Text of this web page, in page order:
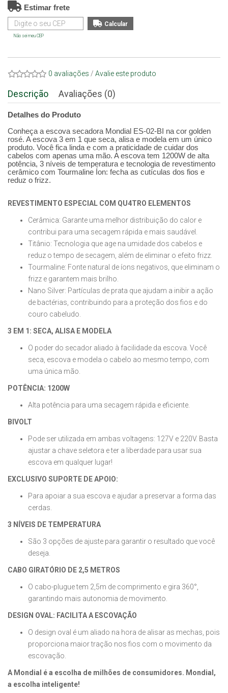
Estimar frete
Não sei meu CEP
0 avaliações / Avalie este produto
Descrição Avaliações (0)
Detalhes do Produto
Conheça a escova secadora Mondial ES-02-BI na cor golden
rosé. A escova 3 em 1 que seca, alisa e modela em um único
produto. Você fica linda e com a praticidade de cuidar dos
cabelos com apenas uma mão. A escova tem 1200W de alta
potência, 3 níveis de temperatura e tecnologia de revestimento
cerâmico com Tourmaline Íon: fecha as cutículas dos fios e
reduz o frizz.
REVESTIMENTO ESPECIAL COM QU4TRO ELEMENTOS
Cerâmica: Garante uma melhor distribuição do calor e
contribui para uma secagem rápida e mais saudável.
Titânio: Tecnologia que age na umidade dos cabelos e
reduz o tempo de secagem, além de eliminar o efeito frizz.
Tourmaline: Fonte natural de íons negativos, que eliminam o
frizz e garantem mais brilho.
Nano Silver: Partículas de prata que ajudam a inibir a ação
de bactérias, contribuindo para a proteção dos fios e do
couro cabeludo.
3 EM 1: SECA, ALISA E MODELA
O poder do secador aliado à facilidade da escova. Você
seca, escova e modela o cabelo ao mesmo tempo, com
uma única mão.
POTÊNCIA: 1200W
Alta potência para uma secagem rápida e eficiente.
BIVOLT
Pode ser utilizada em ambas voltagens: 127V e 220V. Basta
ajustar a chave seletora e ter a liberdade para usar sua
escova em qualquer lugar!
EXCLUSIVO SUPORTE DE APOIO:
Para apoiar a sua escova e ajudar a preservar a forma das
cerdas.
3 NÍVEIS DE TEMPERATURA
São 3 opções de ajuste para garantir o resultado que você
deseja.
CABO GIRATÓRIO DE 2,5 METROS
O cabo-plugue tem 2,5m de comprimento e gira 360°,
garantindo mais autonomia de movimento.
DESIGN OVAL: FACILITA A ESCOVAÇÃO
O design oval é um aliado na hora de alisar as mechas, pois
proporciona maior tração nos fios com o movimento da
escovação.
A Mondial é a escolha de milhões de consumidores. Mondial,
a escolha inteligente!